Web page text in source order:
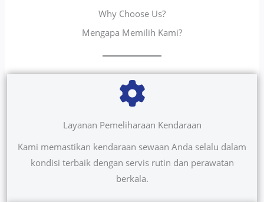
Why Choose Us?
Mengapa Memilih Kami?
Layanan Pemeliharaan Kendaraan
Kami memastikan kendaraan sewaan Anda selalu dalam
kondisi terbaik dengan servis rutin dan perawatan
berkala.